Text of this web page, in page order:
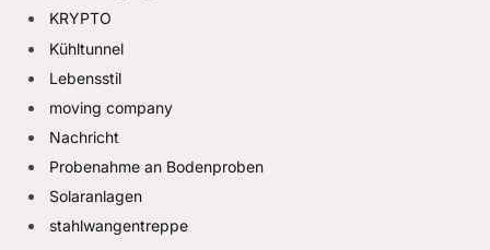
KRYPTO
Kühltunnel
Lebensstil
moving company
Nachricht
Probenahme an Bodenproben
Solaranlagen
stahlwangentreppe